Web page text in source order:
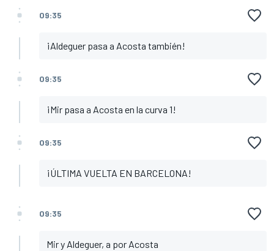
09:35
¡Aldeguer pasa a Acosta también!
09:35
¡Mir pasa a Acosta en la curva 1!
09:35
¡ÚLTIMA VUELTA EN BARCELONA!
09:35
Mir y Aldeguer, a por Acosta